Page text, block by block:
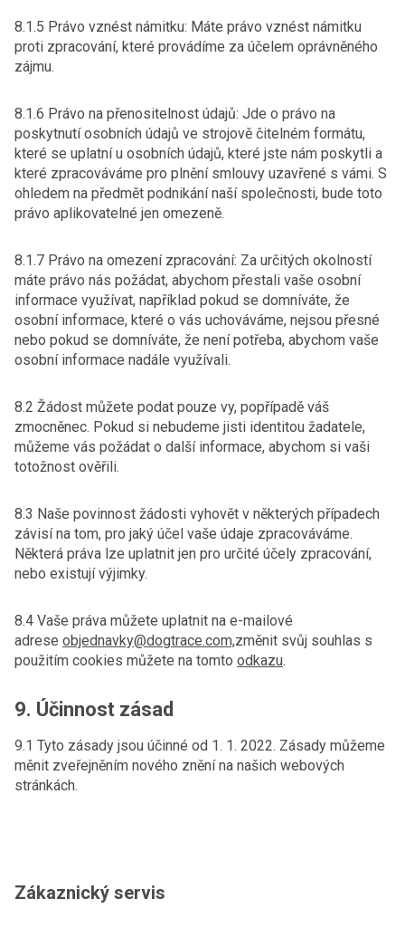
8.1.5 Právo vznést námitku: Máte právo vznést námitku
proti zpracování, které provádíme za účelem oprávněného
zájmu.
8.1.6 Právo na přenositelnost údajů: Jde o právo na
poskytnutí osobních údajů ve strojově čitelném formátu,
které se uplatní u osobních údajů, které jste nám poskytli a
které zpracováváme pro plnění smlouvy uzavřené s vámi. S
ohledem na předmět podnikání naší společnosti, bude toto
právo aplikovatelné jen omezeně.
8.1.7 Právo na omezení zpracování: Za určitých okolností
máte právo nás požádat, abychom přestali vaše osobní
informace využívat, například pokud se domníváte, že
osobní informace, které o vás uchováváme, nejsou přesné
nebo pokud se domníváte, že není potřeba, abychom vaše
osobní informace nadále využívali.
8.2 Žádost můžete podat pouze vy, popřípadě váš
zmocněnec. Pokud si nebudeme jisti identitou žadatele,
můžeme vás požádat o další informace, abychom si vaši
totožnost ověřili.
8.3 Naše povinnost žádosti vyhovět v některých případech
závisí na tom, pro jaký účel vaše údaje zpracováváme.
Některá práva lze uplatnit jen pro určité účely zpracování,
nebo existují výjimky.
8.4 Vaše práva můžete uplatnit na e-mailové
adrese objednavky@dogtrace.com,změnit svůj souhlas s
použitím cookies můžete na tomto odkazu.
9. Účinnost zásad
9.1 Tyto zásady jsou účinné od 1. 1. 2022. Zásady můžeme
měnit zveřejněním nového znění na našich webových
stránkách.
Zákaznický servis